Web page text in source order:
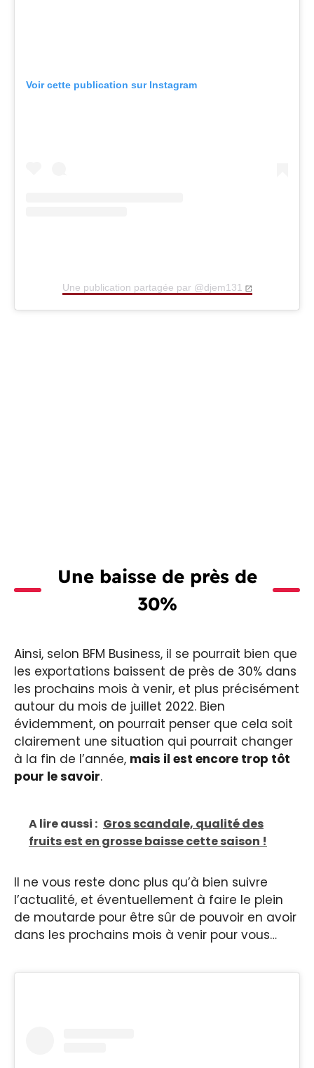
Voir cette publication sur Instagram
Une publication partagée par @djem131
Une baisse de près de
30%
Ainsi, selon BFM Business, il se pourrait bien que
les exportations baissent de près de 30% dans
les prochains mois à venir, et plus précisément
autour du mois de juillet 2022. Bien
évidemment, on pourrait penser que cela soit
clairement une situation qui pourrait changer
à la fin de l’année, mais il est encore trop tôt
pour le savoir.
A lire aussi : Gros scandale, qualité des
fruits est en grosse baisse cette saison !
Il ne vous reste donc plus qu’à bien suivre
l’actualité, et éventuellement à faire le plein
de moutarde pour être sûr de pouvoir en avoir
dans les prochains mois à venir pour vous…